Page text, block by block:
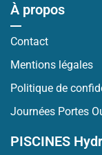
À propos
Contact
Mentions légales
Politique de
Journées Portes
PISCINES